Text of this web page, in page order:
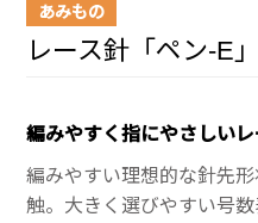
あみもの
レース針「ペン-E
編みやすく指にやさしいレ
編みやすい理想的な針先
触。大きく選びやすい号